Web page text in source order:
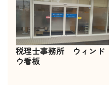
税理士事務所 ウィンド
ウ看板